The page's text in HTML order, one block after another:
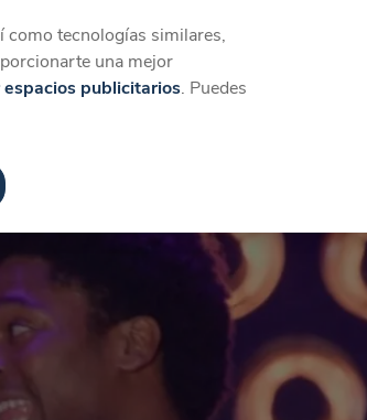
Iniciar sesión Crear cuenta
como tecnologías similares,
una mejor
publicitarios. Puedes